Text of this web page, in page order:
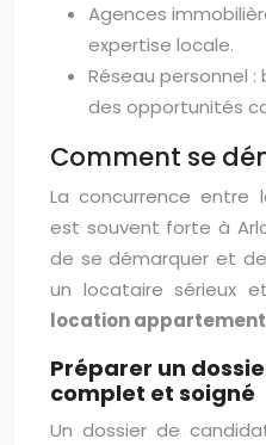
Agences
expertise locale.
Réseau personnel
des opportunités
Comment se
La concurrence entre
est souvent forte à
de se démarquer et
un locataire sérieux
location appartement
Préparer un
complet et soigné
Un dossier de